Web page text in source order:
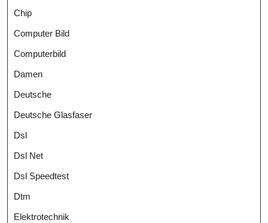
Chip
Computer Bild
Computerbild
Damen
Deutsche
Deutsche Glasfaser
Dsl
Dsl Net
Dsl Speedtest
Dtm
Elektrotechnik